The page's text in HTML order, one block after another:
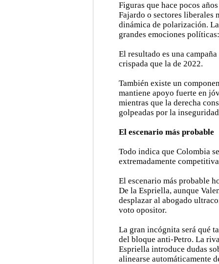
Figuras que hace pocos
Fajardo o sectores liberales
dinámica de polarización.
grandes emociones
El resultado es una
crispada que la de 2022.
También existe un
mantiene apoyo fuerte en
mientras que la derecha
golpeadas por la
El escenario más probable
Todo indica que Colombia
extremadamente
El escenario más probable
De la Espriella, aunque
desplazar al abogado
voto opositor.
La gran incógnita será qué
del bloque anti-Petro. La
Espriella introduce dudas
alinearse automáticamente